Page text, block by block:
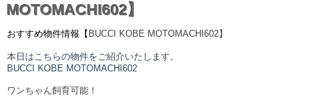
MOTOMACHI602】
おすすめ物件情報【 BUCCI KOBE MOTOMACHI 602】
本日はこちらの物件をご紹介いたします。
BUCCI KOBE MOTOMACHI 602
ワンちゃん飼育可能！